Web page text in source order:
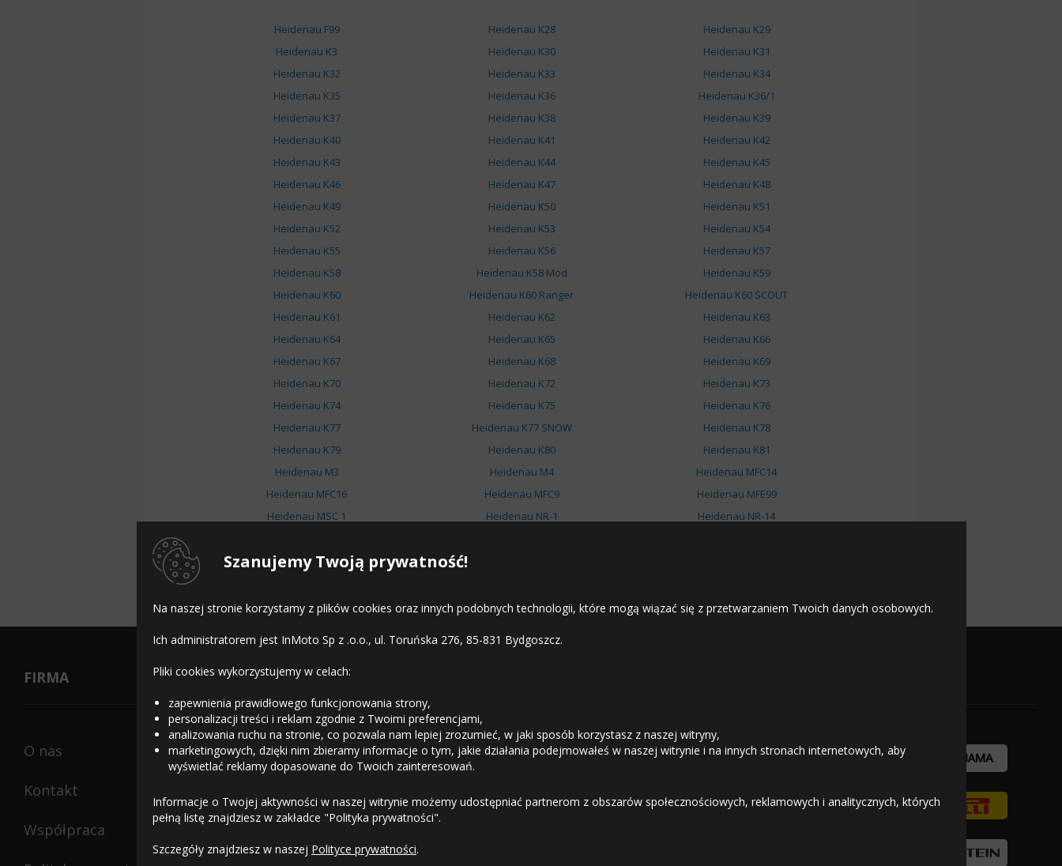
Szanujemy Twoją prywatność!
Na naszej stronie korzystamy z plików cookies oraz innych podobnych technologii, które mogą wiązać się z przetwarzaniem Twoich danych osobowych.
Ich administratorem jest InMoto Sp z .o.o., ul. Toruńska 276, 85-831 Bydgoszcz.
Pliki cookies wykorzystujemy w celach:
zapewnienia prawidłowego funkcjonowania strony,
personalizacji treści i reklam zgodnie z Twoimi preferencjami,
analizowania ruchu na stronie, co pozwala nam lepiej zrozumieć, w jaki sposób korzystasz z naszej witryny,
marketingowych, dzięki nim zbieramy informacje o tym, jakie działania podejmowałeś w naszej witrynie i na innych stronach internetowych, aby
wyświetlać reklamy dopasowane do Twoich zainteresowań.
Informacje o Twojej aktywności w naszej witrynie możemy udostępniać partnerom z obszarów społecznościowych, reklamowych i analitycznych, których
pełną listę znajdziesz w zakładce "Polityka prywatności".
Szczegóły znajdziesz w naszej Polityce prywatności.
Heidenau F99 Heidenau K28
Heidenau K29
Heidenau K3
Heidenau K30
Heidenau K31
Heidenau K32
Heidenau K33
Heidenau K34
Heidenau K35
Heidenau K36
Heidenau K36/1
Heidenau K37
Heidenau K38
Heidenau K39
Heidenau K40
Heidenau K41
Heidenau K42
Heidenau K43
Heidenau K44
Heidenau K45
Heidenau K46
Heidenau K47
Heidenau K48
Heidenau K49
Heidenau K50
Heidenau K51
Heidenau K52
Heidenau K53
Heidenau K54
Heidenau K55
Heidenau K56
Heidenau K57
Heidenau K58
Heidenau K58 Mod
Heidenau K59
Heidenau K60
Heidenau K60 Ranger
Heidenau K60 SCOUT
Heidenau K61
Heidenau K62
Heidenau K63
Heidenau K64
Heidenau K65
Heidenau K66
Heidenau K67
Heidenau K68
Heidenau K69
Heidenau K70
Heidenau K72
Heidenau K73
Heidenau K74
Heidenau K75
Heidenau K76
Heidenau K77
Heidenau K77 SNOW
Heidenau K78
Heidenau K79
Heidenau K80
Heidenau K81
Heidenau M3
Heidenau M4
Heidenau MFC14
Heidenau MFC16
Heidenau MFC9
Heidenau MFE99
Heidenau MSC 1
Heidenau NR-1
Heidenau NR-14
Heidenau VRM-100
FIRMA
O nas
Kontakt
Współpraca
Odstąpienie od umowy